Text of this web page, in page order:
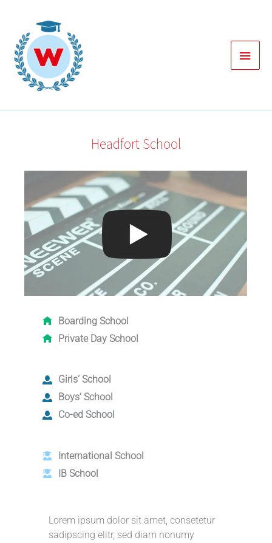
springen
Headfort School
Boarding School
Private Day School
Girls‘ School
Boys‘ School
Co-ed School
International School
IB School
Lorem ipsum dolor sit amet, consetetur
sadipscing elitr, sed diam nonumy